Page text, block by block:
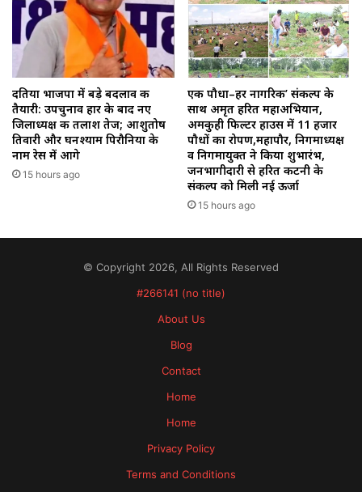
दतिया भाजपा में बड़े बदलाव की
तैयारी: उपचुनाव हार के बाद नए
जिलाध्यक्ष की तलाश तेज; आशुतोष
तिवारी और घनश्याम पिरौनिया के
नाम रेस में आगे
15 hours ago
एक पौधा–हर नागरिक’ संकल्प के
साथ अमृत हरित महाअभियान,
अमकुही फिल्टर हाउस में 11 हजार
पौधों का रोपण,महापौर, निगमाध्यक्ष
व निगमायुक्त ने किया शुभारंभ,
जनभागीदारी से हरित कटनी के
संकल्प को मिली नई ऊर्जा
15 hours ago
© Copyright 2026, All Rights Reserved
#266141 (no title)
About Us
Blog
Contact
Home
Home
Privacy Policy
Terms and Conditions